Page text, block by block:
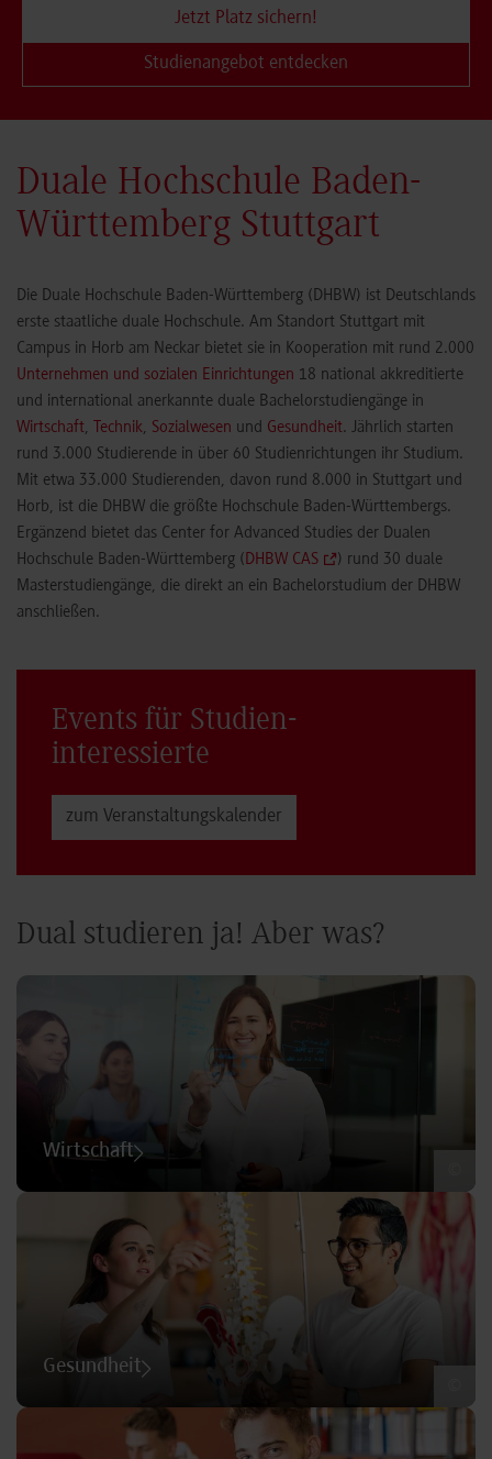
Jetzt Platz sichern!
Studienangebot entdecken
Duale Hochschule Baden-
Württemberg Stuttgart
Die Duale Hochschule Baden-Württemberg (DHBW) ist Deutschlands
erste staatliche duale Hochschule. Am Standort Stuttgart mit
Campus in Horb am Neckar bietet sie in Kooperation mit rund 2.000
Unternehmen und sozialen Einrichtungen 18 national akkreditierte
und international anerkannte duale Bachelorstudiengänge in
Wirtschaft, Technik, Sozialwesen und Gesundheit. Jährlich starten
rund 3.000 Studierende in über 60 Studienrichtungen ihr Studium.
Mit etwa 33.000 Studierenden, davon rund 8.000 in Stuttgart und
Horb, ist die DHBW die größte Hochschule Baden-Württembergs.
Ergänzend bietet das Center for Advanced Studies der Dualen
Hochschule Baden-Württemberg (DHBW CAS
) rund 30 duale
Masterstudiengänge, die direkt an ein Bachelorstudium der DHBW
anschließen.
Events für Studien­
interessierte
zum Veranstaltungs­kalender
Dual studieren ja! Aber was?
Wirtschaft
Gesundheit